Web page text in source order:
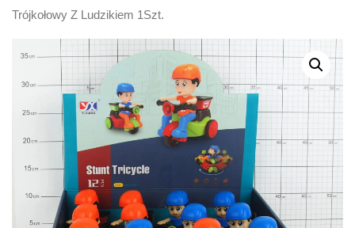
Trójkołowy Z Ludzikiem 1Szt.